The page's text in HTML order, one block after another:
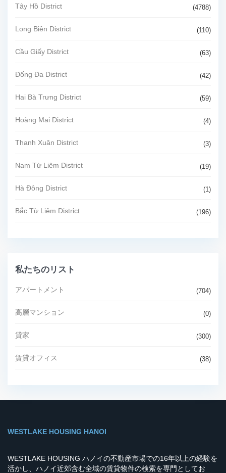
Tây Hồ District (4788)
Long Biên District (110)
Cầu Giấy District (63)
Đống Đa District (42)
Hai Bà Trưng District (59)
Hoàng Mai District (4)
Thanh Xuân District (3)
Nam Từ Liêm District (19)
Hà Đông District (1)
Bắc Từ Liêm District (196)
私たちのリスト
アパートメント (704)
高層マンション (0)
貸家 (300)
賃貸オフィス (38)
WESTLAKE HOUSING HANOI
WESTLAKE HOUSING ハノイの不動産市場での16年以上の経験を
活かし、ハノイ近郊含む全域の賃貸物件の検索を専門としてお